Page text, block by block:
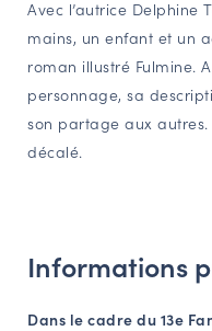
PORTAIL CULTURE
Comité d'Histoire
Service Inventaire et
Étudiants & chercheurs
Avec l’autrice Delphine
mains, un enfant et un
roman illustré Fulmine.
personnage, sa
son partage aux
décalé.
Informations
Dans le cadre du 13e